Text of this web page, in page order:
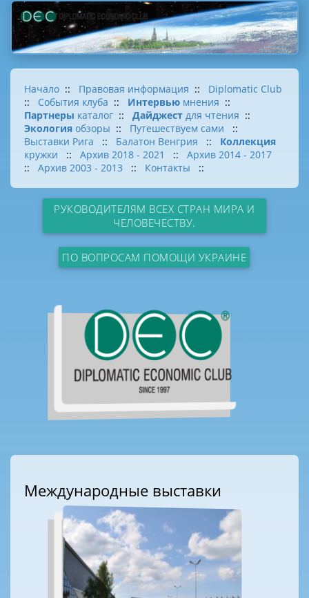
Начало :: Правовая информация :: Diplomatic Club
:: События клуба :: Интервью мнения ::
Партнеры каталог :: Дайджест для чтения ::
Экология обзоры :: Путешествуем сами
::
Выставки Рига
:: Балатон Венгрия :: Коллекция
кружки
:: Архив 2018 - 2021 :: Архив 2014 - 2017
:: Архив 2003 - 2013 :: Контакты ::
РУКОВОДИТЕЛЯМ ВСЕХ СТРАН МИРА И
ЧЕЛОВЕЧЕСТВУ.
ПО ВОПРОСАМ ПОМОЩИ УКРАИНЕ
Международные выставки